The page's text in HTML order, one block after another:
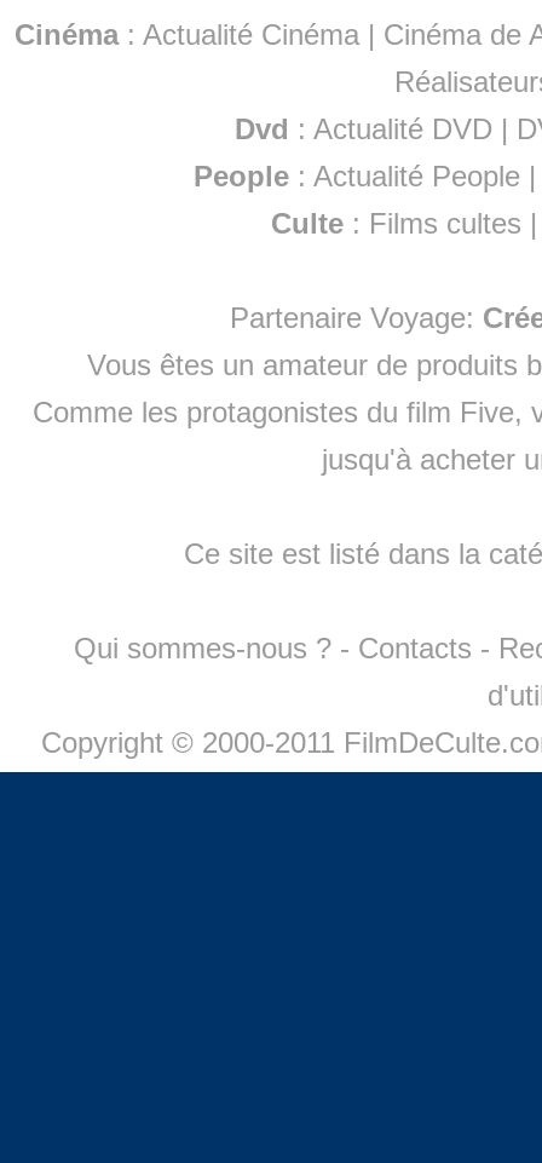
Cinéma: Actualité Cinéma | Cinéma de
Dvd : Actualité DVD |
People :Actualité People
Culte : Films cultes
Partenaire Voyage:
Vous êtes un amateur de produits
Comme les protagonistes du film Five,
jusqu'à acheter
Ce site est listé dans la
Qui sommes-nous ? - Contacts -
Copyright © 2000-2011